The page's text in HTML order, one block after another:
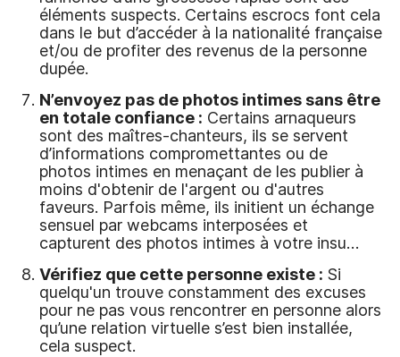
éléments suspects. Certains escrocs font cela
dans le but d’accéder à la nationalité française
et/ou de profiter des revenus de la personne
dupée.
N’envoyez pas de photos intimes sans être
en totale confiance : Certains arnaqueurs
sont des maîtres-chanteurs, ils se servent
d’informations compromettantes ou de
photos intimes en menaçant de les publier à
moins d'obtenir de l'argent ou d'autres
faveurs. Parfois même, ils initient un échange
sensuel par webcams interposées et
capturent des photos intimes à votre insu…
Vérifiez que cette personne existe : Si
quelqu'un trouve constamment des excuses
pour ne pas vous rencontrer en personne alors
qu’une relation virtuelle s’est bien installée,
cela suspect.